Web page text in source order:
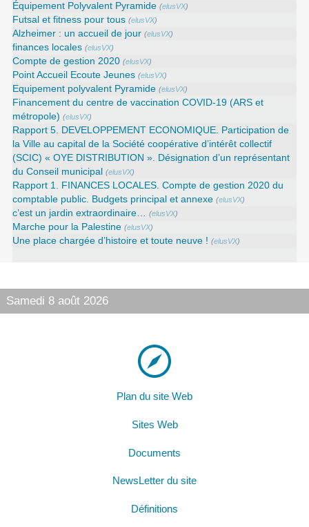
Équipement Polyvalent Pyramide (elusVX)
Futsal et fitness pour tous (elusVX)
Alzheimer : un accueil de jour (elusVX)
finances locales (elusVX)
Compte de gestion 2020 (elusVX)
Point Accueil Ecoute Jeunes (elusVX)
Equipement polyvalent Pyramide (elusVX)
Financement du centre de vaccination COVID-19 (ARS et
métropole) (elusVX)
Rapport 5. DEVELOPPEMENT ECONOMIQUE. Participation de
la Ville au capital de la Société coopérative d’intérêt collectif
(SCIC) « OYE DISTRIBUTION ». Désignation d’un représentant
du Conseil municipal
(elusVX)
Rapport 1. FINANCES LOCALES. Compte de gestion 2020 du
comptable public. Budgets principal et annexe (elusVX)
c’est un jardin extraordinaire… (elusVX)
Marche pour la Palestine (elusVX)
Une place chargée d’histoire et toute neuve ! (elusVX)
Samedi 8 août 2026
Plan du site Web
Sites Web
Documents
NewsLetter du site
Définitions